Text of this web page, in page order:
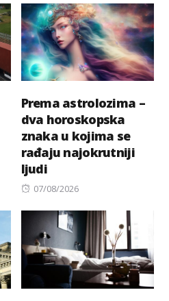
Prema astrolozima –
dva horoskopska
znaka u kojima se
rađaju najokrutniji
ljudi
Posted
07/08/2026